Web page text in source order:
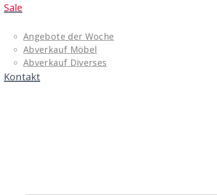
Sale
Angebote der Woche
Abverkauf Möbel
Abverkauf Diverses
Kontakt